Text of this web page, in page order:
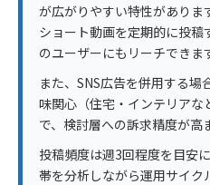
が広がりやすい特性がありま
ショート動画を定期的に投
のユーザーにもリーチできま
また、SNS広告を併用する
味関心（住宅・インテリアな
で、検討層への訴求精度が高
投稿頻度は週3回程度を目安
帯を分析しながら運用サイク